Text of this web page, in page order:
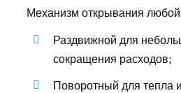
Механизм открывания
Раздвижной для
сокращения расходов;
Поворотный для тепла